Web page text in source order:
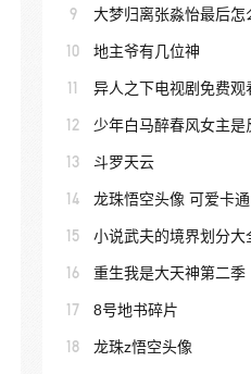
9 大梦归离张淼怡最后怎
10 地主爷有几位神
11 异人之下电视剧免费观
12 少年白马醉春风女主是
13 斗罗天云
14 龙珠悟空头像 可爱卡通
15 小说武夫的境界划分大
16 重生我是大天神第二季
17 8号地书碎片
18 龙珠z悟空头像